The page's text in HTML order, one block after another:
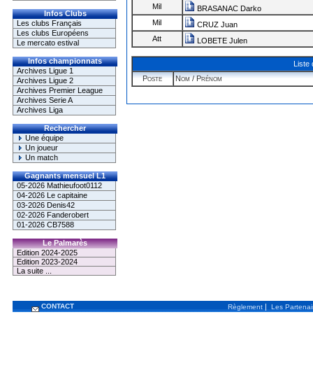
Infos Clubs
Les clubs Français
Les clubs Européens
Le mercato estival
Infos championnats
Archives Ligue 1
Archives Ligue 2
Archives Premier League
Archives Serie A
Archives Liga
Rechercher
Une équipe
Un joueur
Un match
Gagnants mensuel L1
05-2026 Mathieufoot0112
04-2026 Le capitaine
03-2026 Denis42
02-2026 Fanderobert
01-2026 CB7588
Le Palmarès
Edition 2024-2025
Edition 2023-2024
La suite ...
Mil
BRASANAC Darko
Mil
CRUZ Juan
Att
LOBETE Julen
Liste
Poste
Nom / Prénom
CONTACT Règlement | Les